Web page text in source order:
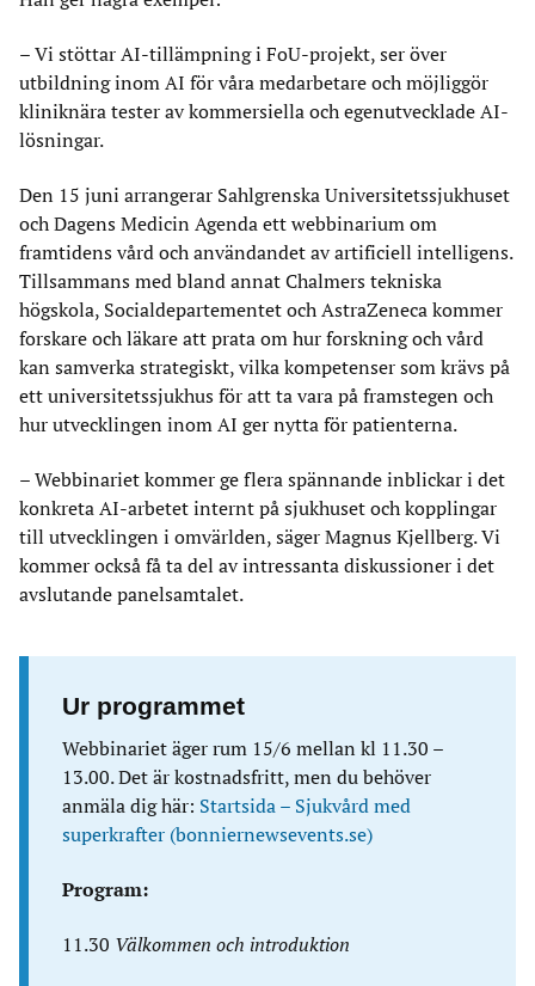
– Vi stöttar AI-tillämpning i FoU-projekt, ser över
utbildning inom AI för våra medarbetare och möjliggör
kliniknära tester av kommersiella och egenutvecklade AI-
lösningar.
Den 15 juni arrangerar Sahlgrenska Universitetssjukhuset
och Dagens Medicin Agenda ett webbinarium om
framtidens vård och användandet av artificiell intelligens.
Tillsammans med bland annat Chalmers tekniska
högskola, Socialdepartementet och AstraZeneca kommer
forskare och läkare att prata om hur forskning och vård
kan samverka strategiskt, vilka kompetenser som krävs på
ett universitetssjukhus för att ta vara på framstegen och
hur utvecklingen inom AI ger nytta för patienterna.
– Webbinariet kommer ge flera spännande inblickar i det
konkreta AI-arbetet internt på sjukhuset och kopplingar
till utvecklingen i omvärlden, säger Magnus Kjellberg. Vi
kommer också få ta del av intressanta diskussioner i det
avslutande panelsamtalet.
Ur programmet
Webbinariet äger rum 15/6 mellan kl 11.30 –
13.00. Det är kostnadsfritt, men du behöver
anmäla dig här: Startsida – Sjukvård med
superkrafter (bonniernewsevents.se)
Program:
11.30 Välkommen och introduktion